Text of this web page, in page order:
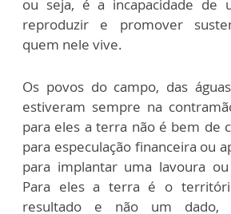
ou seja, é a incapacidade de
reproduzir e promover
quem nele vive.
Os povos do campo, das
estiveram sempre na
para eles a terra não é bem de
para especulação financeira ou
para implantar uma lavoura
Para eles a terra é o
resultado e não um dado,